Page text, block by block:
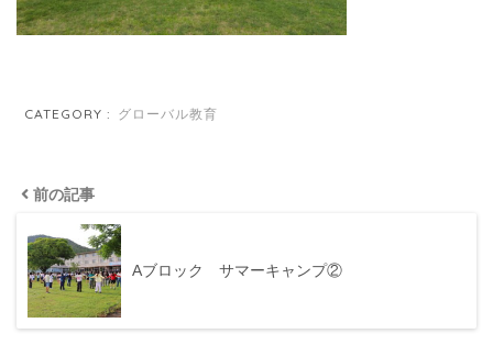
CATEGORY : グローバル教育
前の記事
Aブロック サマーキャンプ②